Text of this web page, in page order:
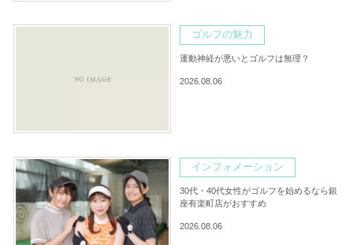
ゴルフの魅力
運動神経が悪いとゴルフは無理？
2026.08.06
インフォメーション
30代・40代女性がゴルフを始めるなら銀
座有楽町店がおすすめ
2026.08.06